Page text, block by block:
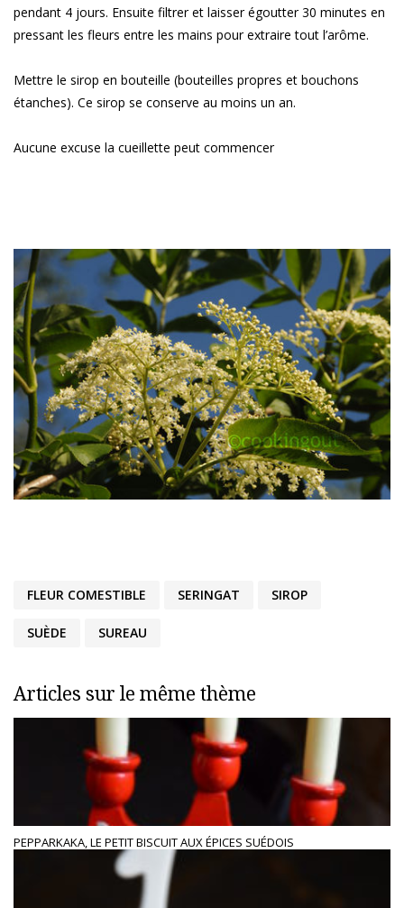
pendant 4 jours. Ensuite filtrer et laisser égoutter 30 minutes en
pressant les fleurs entre les mains pour extraire tout l’arôme.
Mettre le sirop en bouteille (bouteilles propres et bouchons
étanches). Ce sirop se conserve au moins un an.
Aucune excuse la cueillette peut commencer
FLEUR COMESTIBLE SERINGAT SIROP
SUÈDE SUREAU
Articles sur le même thème
PEPPARKAKA, LE PETIT BISCUIT AUX ÉPICES SUÉDOIS